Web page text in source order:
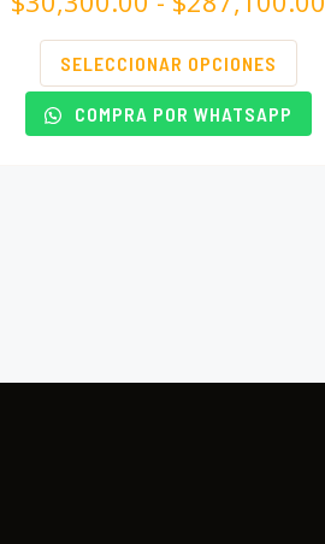
SELECCIONAR OPCIONES
COMPRA POR WHATSAPP